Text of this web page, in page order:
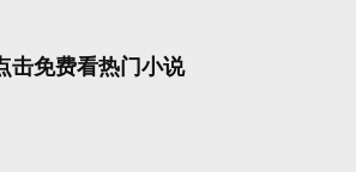
击免费看热门小说